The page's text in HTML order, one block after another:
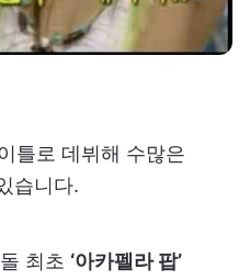
틀로 데뷔해 수많은
습니다.
최초 ‘아카펠라 팝’